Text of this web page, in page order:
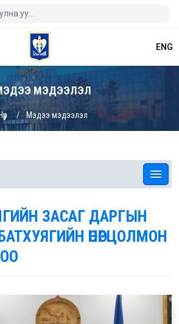
ENG
МЭДЭЭЛЭЛ
Нүүр Мэдээ мэдээлэл
ЗАСАГ ДАРГЫН
ӨНӨРЦОЛМОН